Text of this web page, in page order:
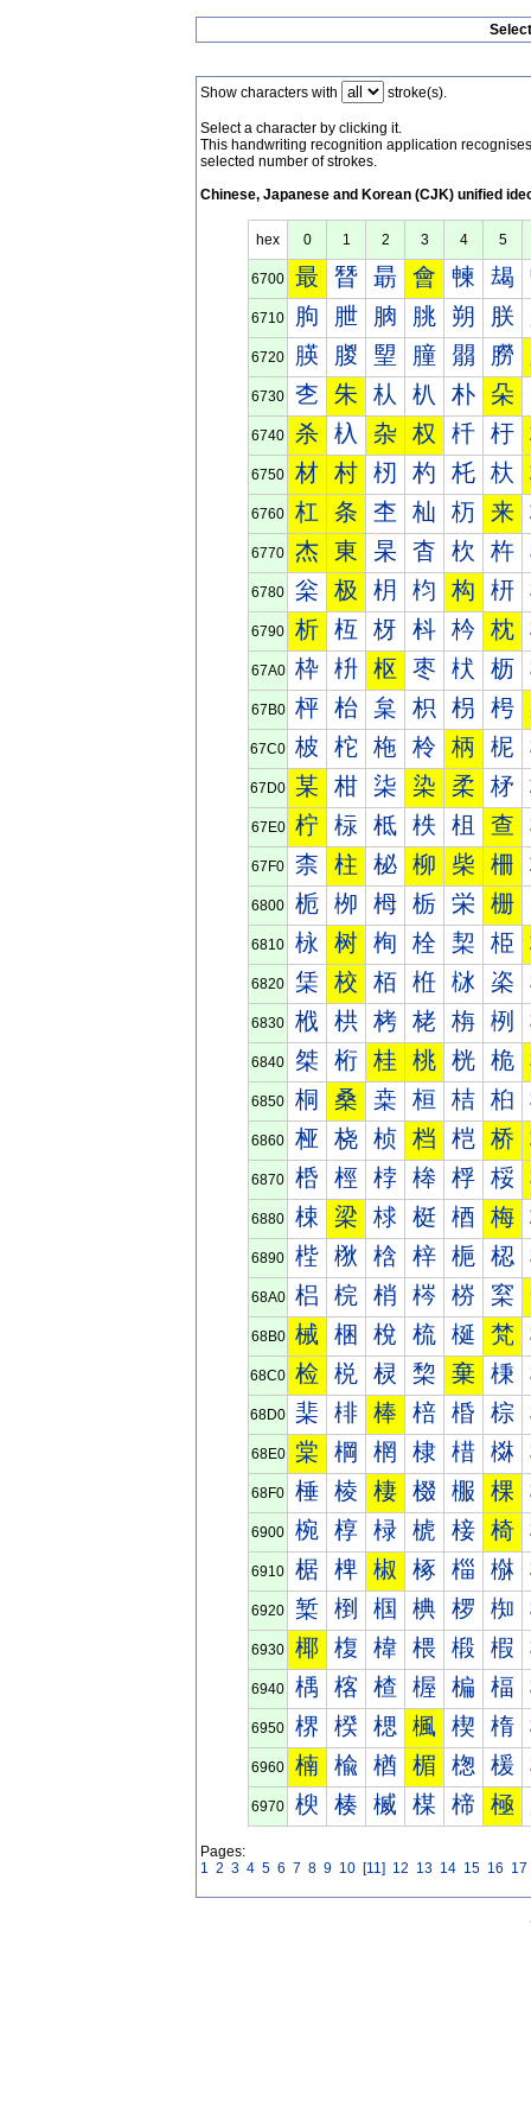
Show characters with stroke(s).
Select a character by clicking it.
This handwriting recognition application
selected number of strokes.
Chinese, Japanese and Korean (CJK) unified
hex 0 1 2 3 4 5
6700 最 朁 朂 會 朄 朅
6710 朐 朑 朒 朓 朔 朕
6720 朠 朡 朢 朣 朤 朥
6730 朰 朱 朲 朳 朴 朵
6740 杀 杁 杂 权 杄 杅
6750 材 村 杒 杓 杔 杕
6760 杠 条 杢 杣 杤 来
6770 杰 東 杲 杳 杴 杵
6780 枀 极 枂 枃 构 枅
6790 析 枑 枒 枓 枔 枕
67A0 枠 枡 枢 枣 枤 枥
67B0 枰 枱 枲 枳 枴 枵
67C0 柀 柁 柂 柃 柄 柅
67D0 某 柑 柒 染 柔 柕
67E0 柠 柡 柢 柣 柤 查
67F0 柰 柱 柲 柳 柴 柵
6800 栀 栁 栂 栃 栄 栅
6810 栐 树 栒 栓 栔 栕
6820 栠 校 栢 栣 栤 栥
6830 栰 栱 栲 栳 栴 栵
6840 桀 桁 桂 桃 桄 桅
6850 桐 桑 桒 桓 桔 桕
6860 桠 桡 桢 档 桤 桥
6870 桰 桱 桲 桳 桴 桵
6880 梀 梁 梂 梃 梄 梅
6890 梐 梑 梒 梓 梔 梕
68A0 梠 梡 梢 梣 梤 梥
68B0 械 梱 梲 梳 梴 梵
68C0 检 棁 棂 棃 棄 棅
68D0 棐 棑 棒 棓 棔 棕
68E0 棠 棡 棢 棣 棤 棥
68F0 棰 棱 棲 棳 棴 棵
6900 椀 椁 椂 椃 椄 椅
6910 椐 椑 椒 椓 椔 椕
6920 椠 椡 椢 椣 椤 椥
6930 椰 椱 椲 椳 椴 椵
6940 楀 楁 楂 楃 楄 楅
6950 楐 楑 楒 楓 楔 楕
6960 楠 楡 楢 楣 楤 楥
6970 楰 楱 楲 楳 楴 極
Pages:
1 2 3 4 5 6 7 8 9 10 [11] 12 13 14 15 16 17